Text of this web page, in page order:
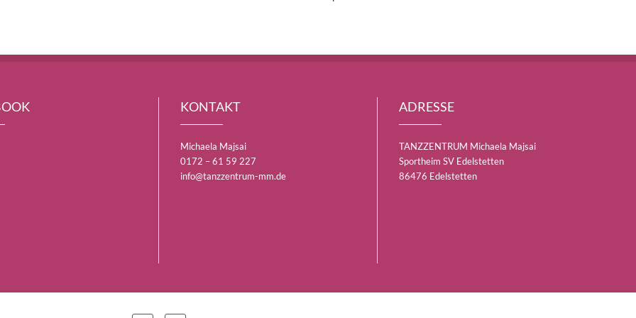
KONTAKT
Michaela Majsai
0172 – 61 59 227
info@tanzzentrum-mm.de
ADRESSE
TANZZENTRUM Michaela Majsai
Sportheim SV Edelstetten
86476 Edelstetten